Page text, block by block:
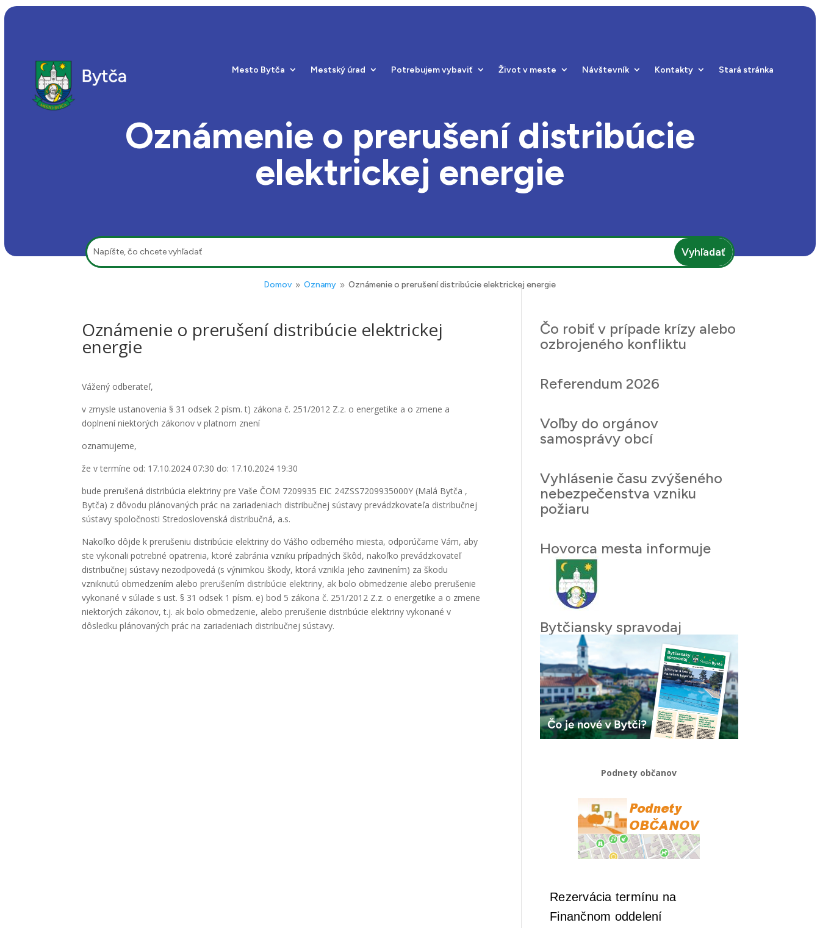
Mesto Bytča Mestský úrad Potrebujem vybaviť Život v meste Návštevník Kontakty Stará stránka
Oznámenie o prerušení distribúcie
elektrickej energie
Hľadať:
Domov 9 Oznamy 9 Oznámenie o prerušení distribúcie elektrickej energie
Oznámenie o prerušení distribúcie elektrickej
energie
Vážený odberateľ,
v zmysle ustanovenia § 31 odsek 2 písm. t) zákona č. 251/2012 Z.z. o energetike a o zmene a
doplnení niektorých zákonov v platnom znení
oznamujeme,
že v termíne od: 17.10.2024 07:30 do: 17.10.2024 19:30
bude prerušená distribúcia elektriny pre Vaše ČOM 7209935 EIC 24ZSS7209935000Y (Malá Bytča ,
Bytča) z dôvodu plánovaných prác na zariadeniach distribučnej sústavy prevádzkovateľa distribučnej
sústavy spoločnosti Stredoslovenská distribučná, a.s.
Nakoľko dôjde k prerušeniu distribúcie elektriny do Vášho odberného miesta, odporúčame Vám, aby
ste vykonali potrebné opatrenia, ktoré zabránia vzniku prípadných škôd, nakoľko prevádzkovateľ
distribučnej sústavy nezodpovedá (s výnimkou škody, ktorá vznikla jeho zavinením) za škodu
vzniknutú obmedzením alebo prerušením distribúcie elektriny, ak bolo obmedzenie alebo prerušenie
vykonané v súlade s ust. § 31 odsek 1 písm. e) bod 5 zákona č. 251/2012 Z.z. o energetike a o zmene
niektorých zákonov, t.j. ak bolo obmedzenie, alebo prerušenie distribúcie elektriny vykonané v
dôsledku plánovaných prác na zariadeniach distribučnej sústavy.
Čo robiť v prípade krízy alebo
ozbrojeného konfliktu
Referendum 2026
Voľby do orgánov
samosprávy obcí
Vyhlásenie času zvýšeného
nebezpečenstva vzniku
požiaru
Hovorca mesta informuje
Bytčiansky spravodaj
Podnety občanov